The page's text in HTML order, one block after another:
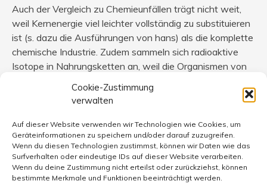
Cookie-Zustimmung
verwalten
Auf dieser Website verwenden wir Technologien wie Cookies, um
Geräteinformationen zu speichern und/oder darauf zuzugreifen.
Wenn du diesen Technologien zustimmst, können wir Daten wie das
Surfverhalten oder eindeutige IDs auf dieser Website verarbeiten.
Wenn du deine Zustimmung nicht erteilst oder zurückziehst, können
bestimmte Merkmale und Funktionen beeinträchtigt werden.
Auch der Vergleich zu Chemieunfällen trägt nicht weit,
weil Kernenergie viel leichter vollständig zu substituieren
ist (s. dazu die Ausführungen von hans) als die komplette
chemische Industrie. Zudem sammeln sich radioaktive
Isotope in Nahrungsketten an, weil die Organismen von
Isotopen nicht unterscheiden können, was vor allem
lebensnotwendig ist und das entsprechende Element
deshalb in großen Mengen im Körper akkumuliert wird.
Diese Problematik gibt es bei chemischen Giften nicht.